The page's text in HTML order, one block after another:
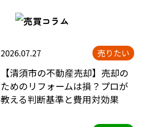
2026.07.27 売りたい
【清須市の不動産売却】売却の
ためのリフォームは損？プロが
教える判断基準と費用対効果